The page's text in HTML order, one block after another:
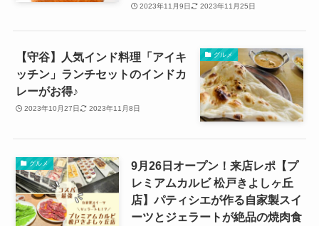
2023年11月9日 2023年11月25日
グルメ
【守谷】人気インド料理「アイキ
ッチン」ランチセットのインドカ
レーがお得♪
2023年10月27日 2023年11月8日
グルメ
9月26日オープン！来店レポ【プ
レミアムカルビ 松戸きよしヶ丘
店】パティシエが作る自家製スイ
ーツとジェラートが絶品の焼肉食